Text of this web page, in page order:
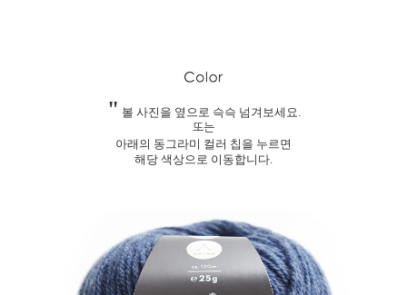
" 볼 사진을 옆으로 슥슥 넘겨보세요.
또는
아래의 동그라미 컬러 칩을 누르면
해당 색상으로 이동합니다.